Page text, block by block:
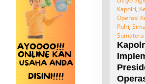
Kapolri,
Operasi
Polri,